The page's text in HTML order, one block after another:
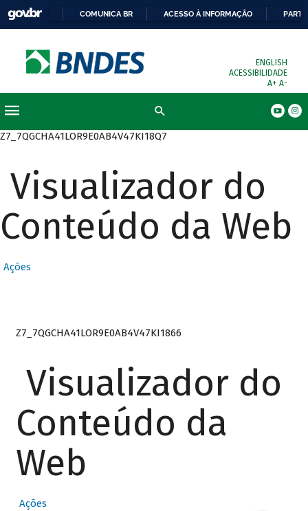
COMUNICA BR ACESSO À INFORMAÇÃO
ENGLISH
ACESSIBILIDADE
A+ A-
Z7_7QGCHA41LOR9E0AB4V47KI18Q7
Visualizador do
Conteúdo da Web
Ações
Z7_7QGCHA41LOR9E0AB4V47KI1866
Visualizador do
Conteúdo da
Web
Ações